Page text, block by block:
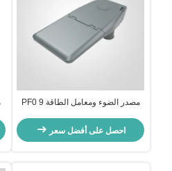
مصدر الضوء ومعامل الطاقة PF0 9
احصل على أفضل سعر